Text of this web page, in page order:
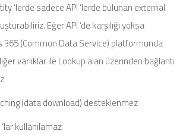
‘lerde sadece API ‘lerde bulunan external
Eğer API ‘de karşılığı yoksa
365 (Common Data Service) platformunda
varlıklar ile Lookup alan üzerinden bağlantı
(data download) desteklenmez
kullanılamaz